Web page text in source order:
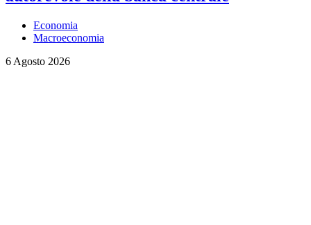
Economia
Macroeconomia
6 Agosto 2026